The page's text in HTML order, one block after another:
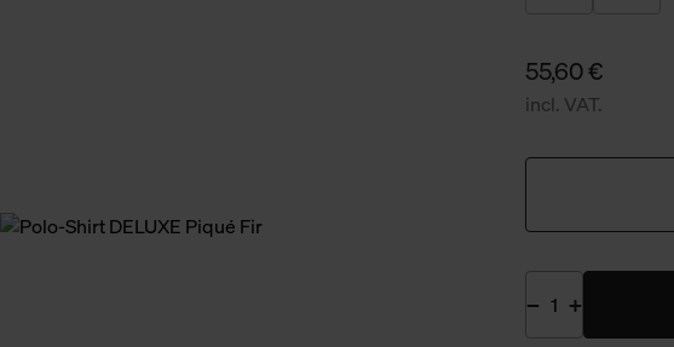
55,60 €
incl. VAT.